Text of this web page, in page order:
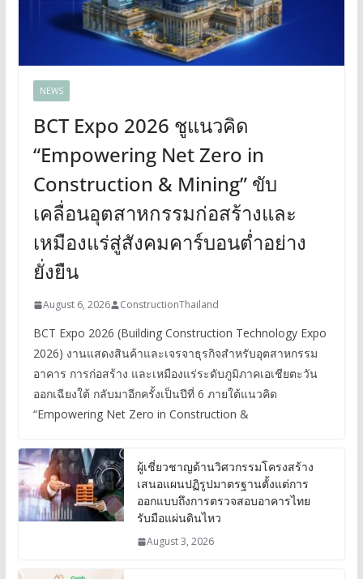
NEWS
BCT Expo 2026 ชูแนวคิด
“Empowering Net Zero in
Construction & Mining” ขับ
เคลื่อนอุตสาหกรรมก่อสร้างและ
เหมืองแร่สู่สังคมคาร์บอนต่ำอย่าง
ยั่งยืน
August 6, 2026 ConstructionThailand
BCT Expo 2026 (Building Construction Technology Expo
2026) งานแสดงสินค้าและเจรจาธุรกิจสำหรับอุตสาหกรรม
อาคาร การก่อสร้าง และเหมืองแร่ระดับภูมิภาคเอเชียตะวัน
ออกเฉียงใต้ กลับมาอีกครั้งเป็นปีที่ 6 ภายใต้แนวคิด
“Empowering Net Zero in Construction &
ผู้เชี่ยวชาญด้านวิศวกรรมโครงสร้าง
เสนอแผนปฏิรูปมาตรฐานตั้งแต่การ
ออกแบบถึงการตรวจสอบอาคารไทย
รับมือแผ่นดินไหว
August 3, 2026